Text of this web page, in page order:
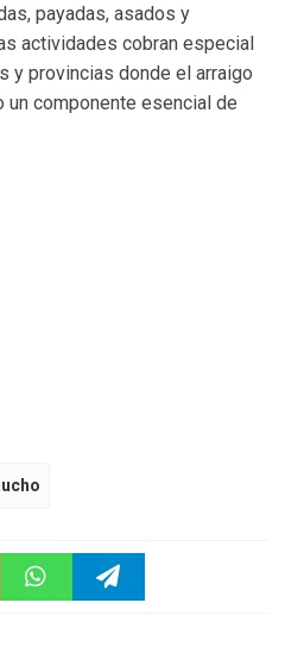
payadas, asados y
actividades cobran especial
y provincias donde el arraigo
componente esencial de